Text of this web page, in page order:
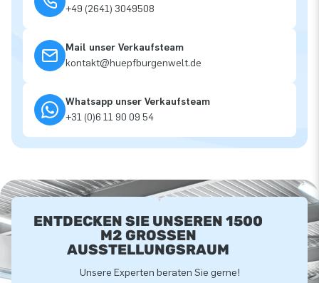
+49 (2641) 3049508
Mail unser Verkaufsteam
kontakt@huepfburgenwelt.de
Whatsapp unser Verkaufsteam
+31 (0)6 11 90 09 54
ENTDECKEN SIE UNSEREN 1500
M2 GROSSEN A
USSTELLUNGSRAUM
Unsere Experten beraten Sie gerne!